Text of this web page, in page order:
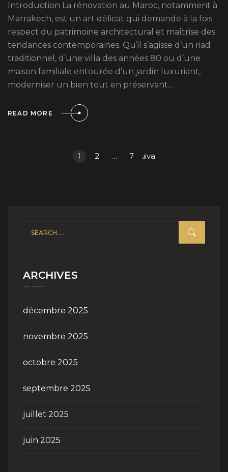
Introduction La rénovation au Maroc, notamment à
Marrakech, est un art délicat qui demande à la fois
respect du patrimoine architectural et maîtrise des
tendances contemporaines. Qu’il s’agisse d’un riad
traditionnel, d’une villa des années 80 ou d’une
maison familiale entourée d’un jardin luxuriant,
moderniser un bien tout en préservant…
READ MORE
1 2 … 7 Suivant »
ARCHIVES
décembre 2025
novembre 2025
octobre 2025
septembre 2025
juillet 2025
juin 2025